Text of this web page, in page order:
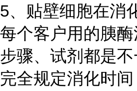
5、贴壁细胞在消
每个客户用的胰
步骤、试剂都是
完全规定消化时